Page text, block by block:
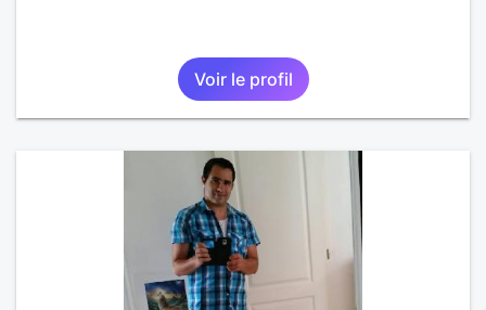
Voir le profil